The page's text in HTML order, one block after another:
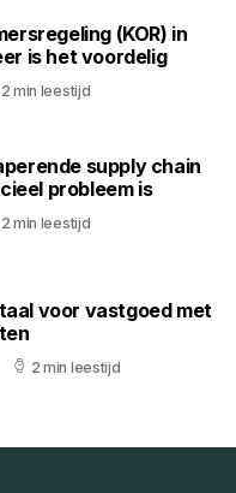
(KOR) in
is het voordelig
2 min leestijd
supply chain
probleem is
2 min leestijd
voor vastgoed met
2 min leestijd